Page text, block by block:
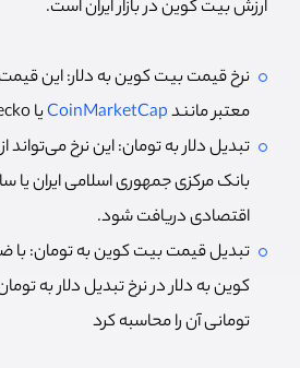
ارزش بیت کوین در بازار ایران است.
نرخ قیمت بیت کوین به دلار: این
معتبر مانندCoinMarketCapیا CoinGecko بدست آید.
تبدیل دلار به تومان: این نرخ می‌تواند
بانک مرکزی جمهوری اسلامی ایران یا
اقتصادی دریافت شود.
تبدیل قیمت بیت کوین به تومان:
کوین به دلار در نرخ تبدیل دلار به
تومانی آن را محاسبه کرد